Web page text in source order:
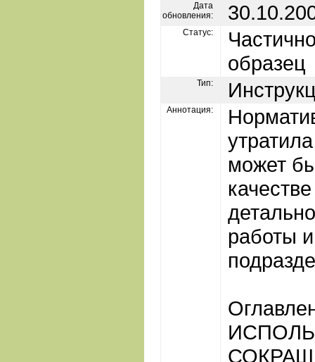
Дата
обновления:
Статус:
образец
Тип:
Аннотация:
может
работы